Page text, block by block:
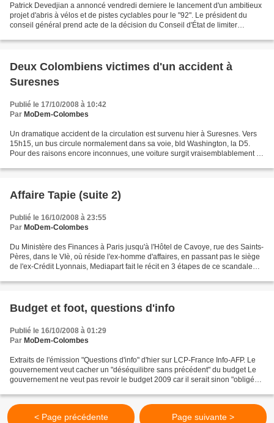
Patrick Devedjian a annoncé vendredi derniere le lancement d'un ambitieux
projet d'abris à vélos et de pistes cyclables pour le "92". Le président du
conseil général prend acte de la décision du Conseil d'État de limiter
Deux Colombiens victimes d'un accident à
Suresnes
Publié le 17/10/2008 à 10:42
Par MoDem-Colombes
Un dramatique accident de la circulation est survenu hier à Suresnes. Vers
15h15, un bus circule normalement dans sa voie, bld Washington, la D5.
Pour des raisons encore inconnues, une voiture surgit vraisemblablement à
Affaire Tapie (suite 2)
Publié le 16/10/2008 à 23:55
Par MoDem-Colombes
Du Ministère des Finances à Paris jusqu'à l'Hôtel de Cavoye, rue des Saints-
Pères, dans le VIè, où réside l'ex-homme d'affaires, en passant pas le siège
de l'ex-Crédit Lyonnais, Mediapart fait le récit en 3 étapes de ce scandale
Budget et foot, questions d'info
Publié le 16/10/2008 à 01:29
Par MoDem-Colombes
Extraits de l'émission "Questions d'info" d'hier sur LCP-France Info-AFP. Le
gouvernement veut cacher un "déséquilibre sans précédent" du budget Le
gouvernement ne veut pas revoir le budget 2009 car il serait sinon "obligé
< Page précédente Page suivante >